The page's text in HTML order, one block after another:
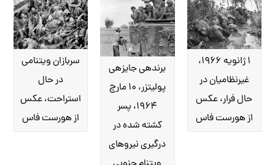
سربازان ویتنامی
در حال
استراحت، عکس
از هورست فاس
برنده‎‎ی جایزه‎ی
پولیتزر، ۱۰ مارچ
۱۹۶۴، پسر
کشته شده در
درگیری نیروهای
۱ ژانویه ۱۹۶۶،
غیرنظامیان در
حال فرار، عکس
از هورست فاس